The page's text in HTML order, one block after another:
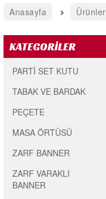
Anasayfa Ürünler
KATEGORİLER
PARTİ SET KUTU
TABAK VE BARDAK
PEÇETE
MASA ÖRTÜSÜ
ZARF BANNER
ZARF VARAKLI
BANNER